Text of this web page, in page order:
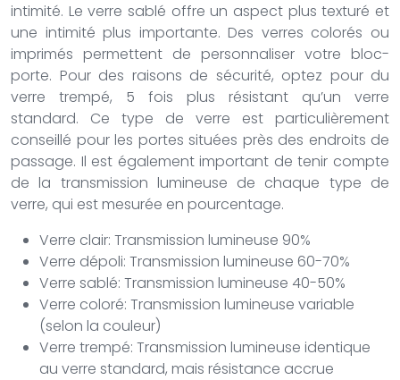
intimité. Le verre sablé offre un aspect plus texturé et
une intimité plus importante. Des verres colorés ou
imprimés permettent de personnaliser votre bloc-
porte. Pour des raisons de sécurité, optez pour du
verre trempé, 5 fois plus résistant qu’un verre
standard. Ce type de verre est particulièrement
conseillé pour les portes situées près des endroits de
passage. Il est également important de tenir compte
de la transmission lumineuse de chaque type de
verre, qui est mesurée en pourcentage.
Verre clair: Transmission lumineuse 90%
Verre dépoli: Transmission lumineuse 60-70%
Verre sablé: Transmission lumineuse 40-50%
Verre coloré: Transmission lumineuse variable
(selon la couleur)
Verre trempé: Transmission lumineuse identique
au verre standard, mais résistance accrue